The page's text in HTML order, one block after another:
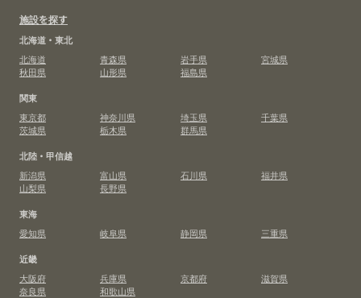
施設を探す
北海道・東北
北海道
青森県 岩手県
宮城県
秋田県
山形県
福島県
関東
東京都
神奈川県 埼玉県
千葉県
茨城県
栃木県
群馬県
北陸・甲信越
新潟県
富山県 石川県
福井県
山梨県
長野県
東海
愛知県
岐阜県 静岡県
三重県
近畿
大阪府
兵庫県 京都府
滋賀県
奈良県
和歌山県